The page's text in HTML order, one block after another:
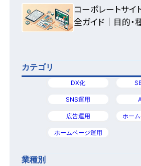
コーポレートサイ
全ガイド｜目的・
カテゴリ
DX化
SNS運用
広告運用 ホー
ホームページ運用
業種別